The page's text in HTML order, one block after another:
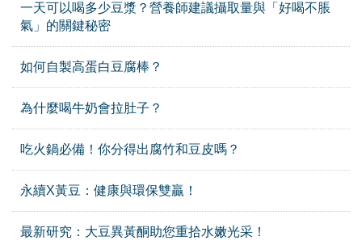
一天可以喝多少豆漿？營養師建議攝取量與「好喝不脹
氣」的關鍵秘密
如何自製高蛋白豆腐棒？
為什麼喝牛奶會拉肚子？
吃火鍋必備！你分得出腐竹和豆皮嗎？
永續X黃豆：健康與環保雙贏！
最新研究：大豆異黃酮助您重拾水嫩光采！